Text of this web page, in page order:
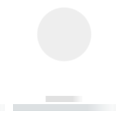
------------
----------- ----------- ----------